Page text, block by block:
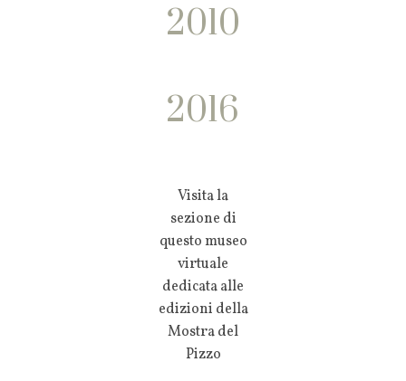
2010
2016
Visita la
sezione di
questo museo
virtuale
dedicata alle
edizioni della
Mostra del
Pizzo